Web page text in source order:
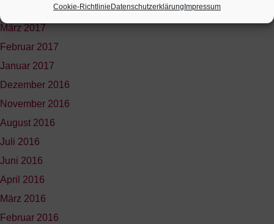
Cookie-RichtlinieDatenschutzerklärungImpressum
März 2017
Februar 2017
Januar 2017
Dezember 2016
November 2016
August 2016
Juli 2016
Juni 2016
April 2016
März 2016
Februar 2016